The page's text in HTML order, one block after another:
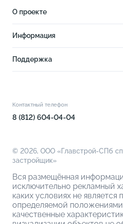
О проекте
Инфраструктура
Благоустройство
Информация
Поддержка
О компании
Контактный телефон
8 (812) 604-04-04
© 2026, ООО «Главстрой-СПб
застройщик»
Вся размещённая
исключительно рекламный
каких условиях не
определяемой
качественные